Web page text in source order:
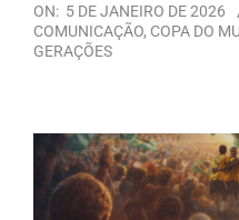
ON: 5 DE JANEIRO DE 2026
COMUNICAÇÃO, COPA DO
GERAÇÕES